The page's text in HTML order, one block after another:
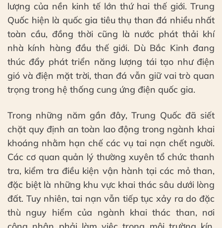
lượng của nền kinh tế lớn thứ hai thế giới. Trung
Quốc hiện là quốc gia tiêu thụ than đá nhiều nhất
toàn cầu, đồng thời cũng là nước phát thải khí
nhà kính hàng đầu thế giới. Dù Bắc Kinh đang
thúc đẩy phát triển năng lượng tái tạo như điện
gió và điện mặt trời, than đá vẫn giữ vai trò quan
trọng trong hệ thống cung ứng điện quốc gia.
Trong những năm gần đây, Trung Quốc đã siết
chặt quy định an toàn lao động trong ngành khai
khoáng nhằm hạn chế các vụ tai nạn chết người.
Các cơ quan quản lý thường xuyên tổ chức thanh
tra, kiểm tra điều kiện vận hành tại các mỏ than,
đặc biệt là những khu vực khai thác sâu dưới lòng
đất. Tuy nhiên, tai nạn vẫn tiếp tục xảy ra do đặc
thù nguy hiểm của ngành khai thác than, nơi